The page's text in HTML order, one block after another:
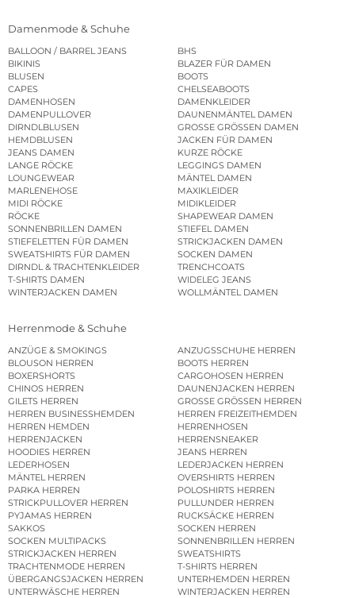
Damenmode & Schuhe
BALLOON / BARREL JEANS
BHS
BIKINIS
BLAZER FÜR DAMEN
BLUSEN
BOOTS
CAPES
CHELSEABOOTS
DAMENHOSEN
DAMENKLEIDER
DAMENPULLOVER
DAUNENMÄNTEL DAMEN
DIRNDLBLUSEN
GROSSE GRÖSSEN DAMEN
HEMDBLUSEN
JACKEN FÜR DAMEN
JEANS DAMEN
KURZE RÖCKE
LANGE RÖCKE
LEGGINGS DAMEN
LOUNGEWEAR
MÄNTEL DAMEN
MARLENEHOSE
MAXIKLEIDER
MIDI RÖCKE
MIDIKLEIDER
RÖCKE
SHAPEWEAR DAMEN
SONNENBRILLEN DAMEN
STIEFEL DAMEN
STIEFELETTEN FÜR DAMEN
STRICKJACKEN DAMEN
SWEATSHIRTS FÜR DAMEN
SOCKEN DAMEN
DIRNDL & TRACHTENKLEIDER
TRENCHCOATS
T-SHIRTS DAMEN
WIDELEG JEANS
WINTERJACKEN DAMEN
WOLLMÄNTEL DAMEN
Herrenmode & Schuhe
ANZÜGE & SMOKINGS
ANZUGSSCHUHE HERREN
BLOUSON HERREN
BOOTS HERREN
BOXERSHORTS
CARGOHOSEN HERREN
CHINOS HERREN
DAUNENJACKEN HERREN
GILETS HERREN
GROSSE GRÖSSEN HERREN
HERREN BUSINESSHEMDEN
HERREN FREIZEITHEMDEN
HERREN HEMDEN
HERRENHOSEN
HERRENJACKEN
HERRENSNEAKER
HOODIES HERREN
JEANS HERREN
LEDERHOSEN
LEDERJACKEN HERREN
MÄNTEL HERREN
OVERSHIRTS HERREN
PARKA HERREN
POLOSHIRTS HERREN
STRICKPULLOVER HERREN
PULLUNDER HERREN
PYJAMAS HERREN
RUCKSÄCKE HERREN
SAKKOS
SOCKEN HERREN
SOCKEN MULTIPACKS
SONNENBRILLEN HERREN
STRICKJACKEN HERREN
SWEATSHIRTS
TRACHTENMODE HERREN
T-SHIRTS HERREN
ÜBERGANGSJACKEN HERREN
UNTERHEMDEN HERREN
UNTERWÄSCHE HERREN
WINTERJACKEN HERREN